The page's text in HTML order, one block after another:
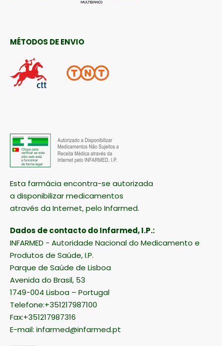
MÉTODOS DE ENVIO
Esta farmácia encontra-se autorizada
a disponibilizar medicamentos
através da Internet, pelo Infarmed.
Dados de contacto do Infarmed, I.P.:
INFARMED - Autoridade Nacional do Medicamento e
Produtos de Saúde, I.P.
Parque de Saúde de Lisboa
Avenida do Brasil, 53
1749-004 Lisboa – Portugal
Telefone:+351217987100
Fax:+351217987316
E-mail: infarmed@infarmed.pt